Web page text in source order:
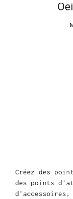
Créez des
des points